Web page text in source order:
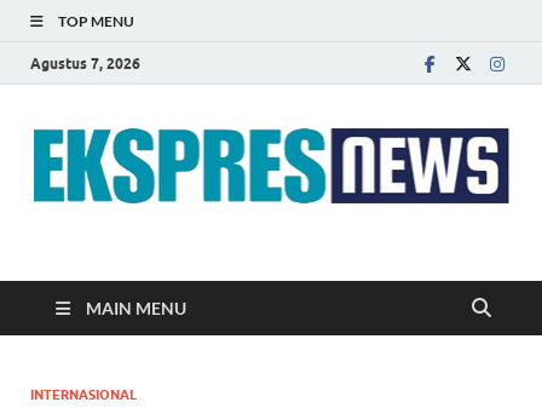
TOP MENU
Agustus 7, 2026
EKSPRES NEWS
MAIN MENU
INTERNASIONAL